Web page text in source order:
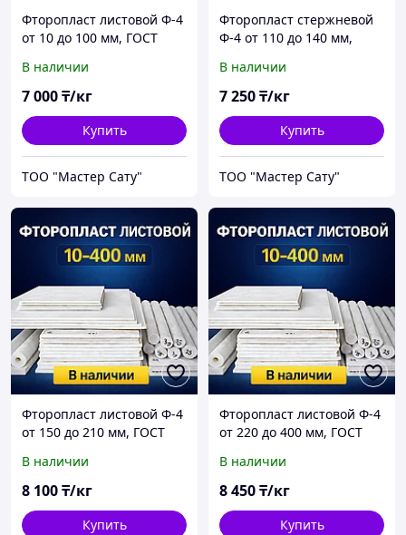
Фторопласт листовой Ф-4
от 10 до 100 мм, ГОСТ
В наличии
7 000₸/кг
Купить
ТОО "Мастер Сату"
Фторопласт стержневой
Ф-4 от 110 до 140 мм,
В наличии
7 250₸/кг
Купить
ТОО "Мастер Сату"
Фторопласт листовой Ф-4
от 150 до 210 мм, ГОСТ
В наличии
8 100₸/кг
Купить
Фторопласт листовой Ф-4
от 220 до 400 мм, ГОСТ
В наличии
8 450₸/кг
Купить